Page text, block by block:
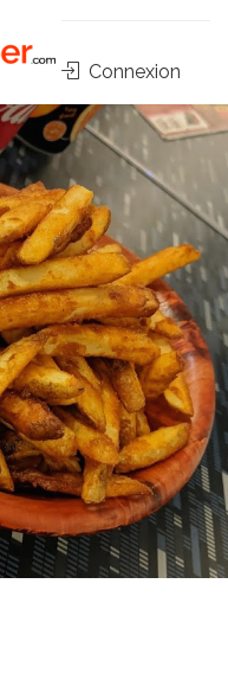
Connexion